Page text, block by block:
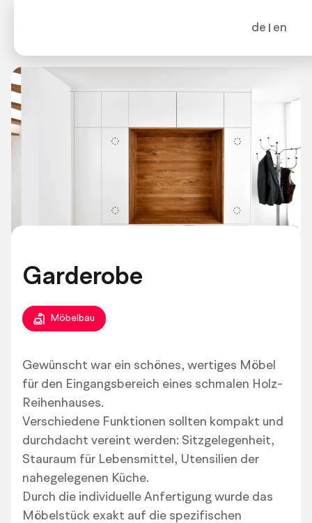
de en
Garderobe
Möbelbau
Gewünscht war ein schönes, wertiges Möbel
für den Eingangsbereich eines schmalen Holz-
Reihenhauses.
Verschiedene Funktionen sollten kompakt und
durchdacht vereint werden: Sitzgelegenheit,
Stauraum für Lebensmittel, Utensilien der
nahegelegenen Küche.
Durch die individuelle Anfertigung wurde das
Möbelstück exakt auf die spezifischen